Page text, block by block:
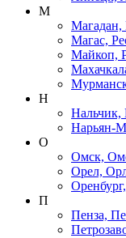
М
Магадан,
Магас,
Майкоп,
Н
Нальчик,
Нарьян-
О
Омск,
Орел,
П
Пенза,